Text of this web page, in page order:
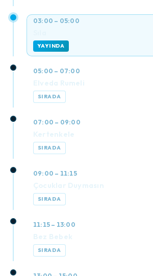
03:00 – 05:00
YAYINDA
05:00 – 07:00
Elveda Rumeli
SIRADA
07:00 – 09:00
Kertenkele
SIRADA
09:00 – 11:15
Çocuklar Duymasın
SIRADA
11:15 – 13:00
Bez Bebek
SIRADA